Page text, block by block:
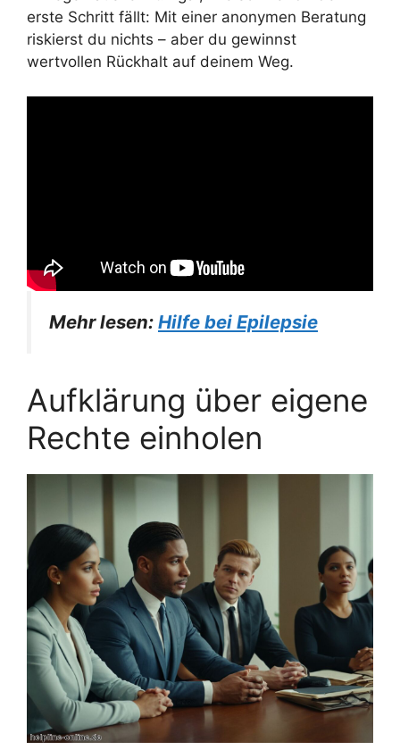
erste Schritt fällt: Mit einer anonymen Beratung
riskierst du nichts – aber du gewinnst
wertvollen Rückhalt auf deinem Weg.
Mehr lesen: Hilfe bei Epilepsie
Aufklärung über eigene
Rechte einholen